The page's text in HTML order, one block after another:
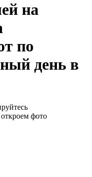
на
по
день в
фото